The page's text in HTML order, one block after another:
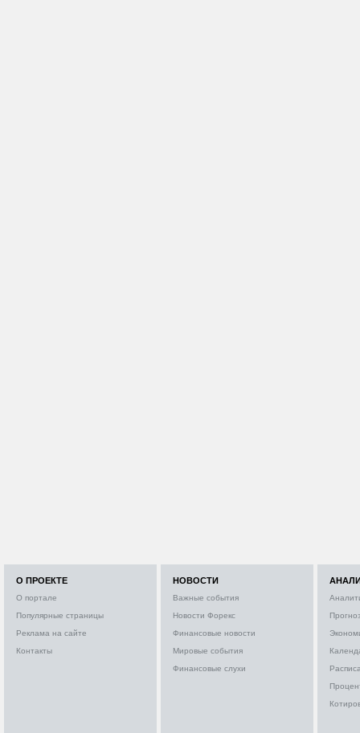
О ПРОЕКТЕ
О портале
Популярные страницы
Реклама на сайте
Контакты
НОВОСТИ
Важные события
Новости Форекс
Финансовые новости
Мировые события
Финансовые слухи